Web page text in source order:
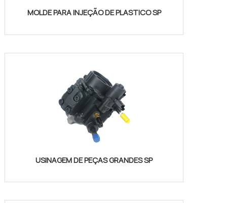
MOLDE PARA INJEÇÃO DE PLASTICO SP
USINAGEM DE PEÇAS GRANDES SP